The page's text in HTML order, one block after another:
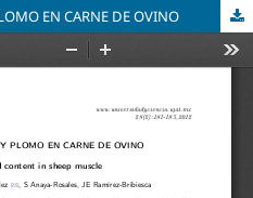
EN CARNE DE OVINO